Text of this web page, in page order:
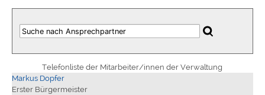
Telefonliste der Mitarbeiter/innen der Verwaltung
Markus Dopfer
Erster Bürgermeister